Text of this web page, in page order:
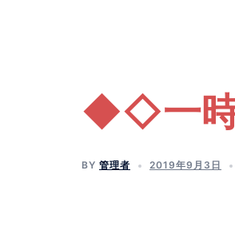
◆◇一時
BY 管理者 2019年9月3日